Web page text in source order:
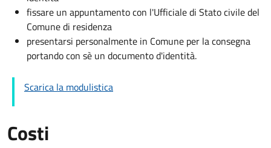
fissare un appuntamento con l'Ufficiale di Stato civile del
Comune di residenza
presentarsi personalmente in Comune per la consegna
portando con sè un documento d'identità.
Scarica la modulistica
Costi